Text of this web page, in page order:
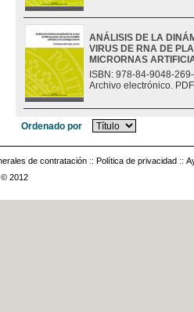
ANÁLISIS DE LA
VIRUS DE RNA DE
MICRORNAS
ISBN: 978-84-9048-
Archivo electrónico.
Ordenado por
de contratación :: Política de privacidad ::
© 2012